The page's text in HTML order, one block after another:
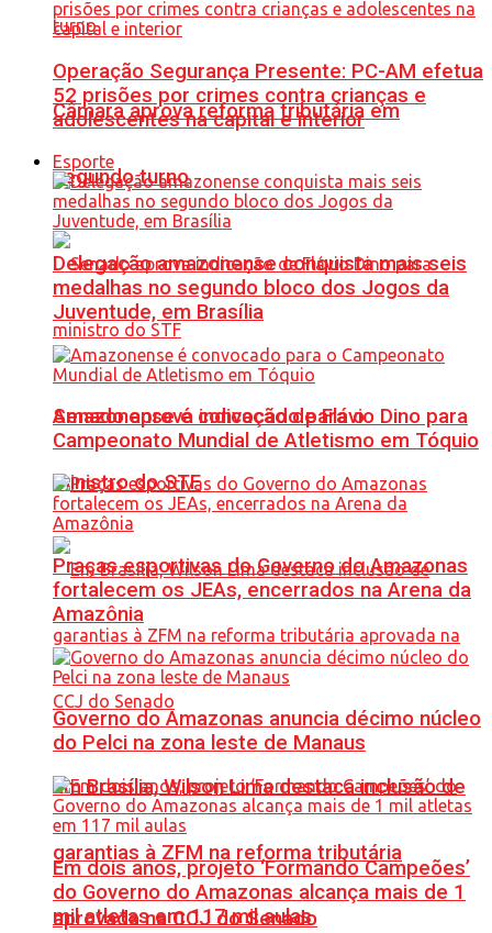
Câmara aprova reforma tributária em
segundo turno
Senado aprova indicação de Flávio Dino para
ministro do STF
Em Brasília, Wilson Lima destaca inclusão de
garantias à ZFM na reforma tributária
aprovada na CCJ do Senado
Operação Segurança Presente: PC-AM efetua
52 prisões por crimes contra crianças e
adolescentes na capital e interior
Esporte
Delegação amazonense conquista mais seis
medalhas no segundo bloco dos Jogos da
Juventude, em Brasília
Amazonense é convocado para o
Campeonato Mundial de Atletismo em Tóquio
Praças esportivas do Governo do Amazonas
fortalecem os JEAs, encerrados na Arena da
Amazônia
Governo do Amazonas anuncia décimo núcleo
do Pelci na zona leste de Manaus
Em dois anos, projeto ‘Formando Campeões’
do Governo do Amazonas alcança mais de 1
mil atletas em 117 mil aulas